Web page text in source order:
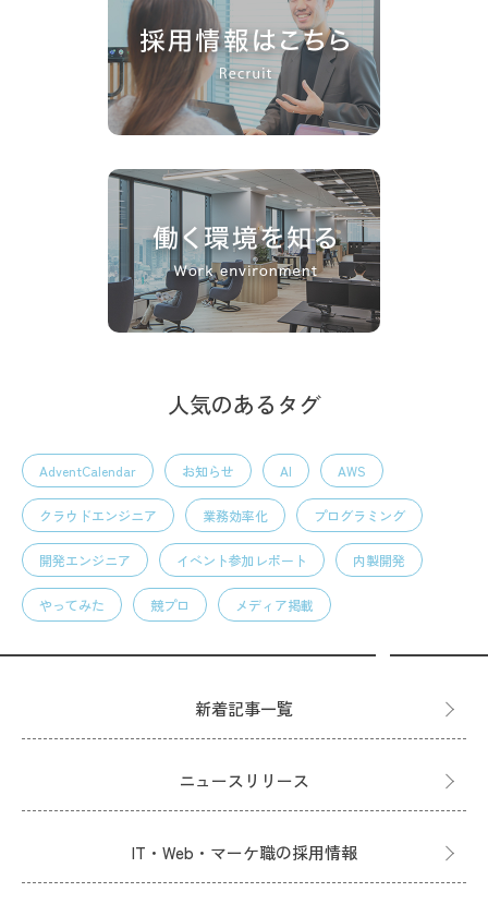
人気のあるタグ
AdventCalendar お知らせ AI AWS
クラウドエンジニア 業務効率化 プログラミング
開発エンジニア イベント参加レポート 内製開発
やってみた 競プロ メディア掲載
新着記事一覧
ニュースリリース
IT・Web・マーケ職の採用情報